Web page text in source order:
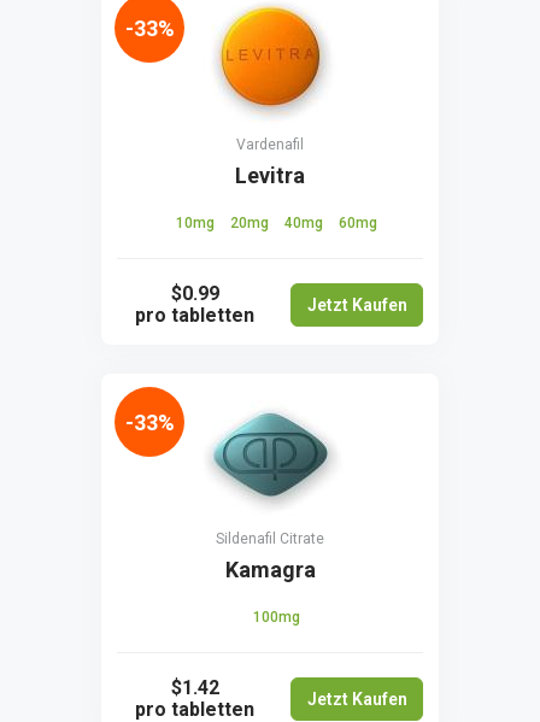
Vardenafil
Levitra
10mg 20mg 40mg 60mg
$0.99
pro tabletten
Jetzt Kaufen
-33%
Sildenafil Citrate
Kamagra
100mg
$1.42
pro tabletten
Jetzt Kaufen
-33%